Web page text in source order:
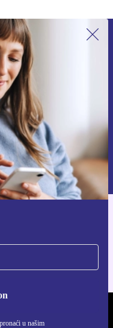
u našim
pronaći u našim
aplikaciju